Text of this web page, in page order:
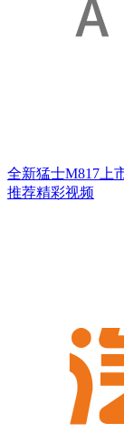
全新猛士M817上
推荐精彩视频